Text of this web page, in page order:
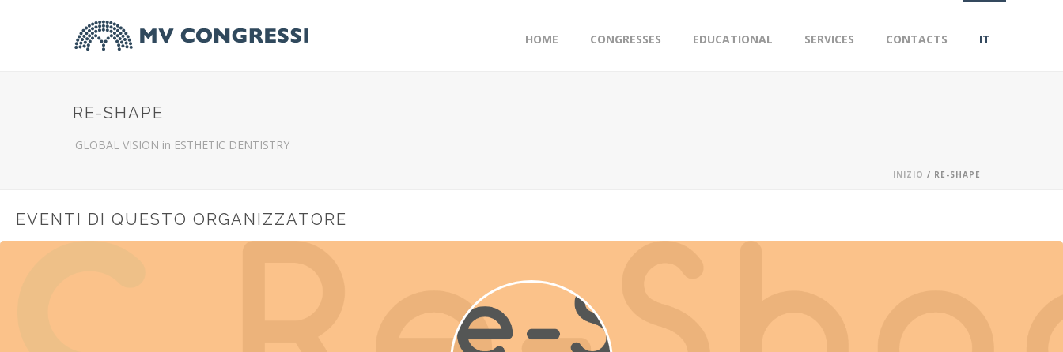
HOME CONGRESSES EDUCATIONAL SERVICES CONTACTS IT
RE-SHAPE
GLOBAL VISION in ESTHETIC DENTISTRY
INIZIO / RE-SHAPE
EVENTI DI QUESTO ORGANIZZATORE